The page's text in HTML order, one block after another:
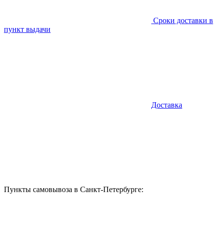
Сроки доставки в
пункт выдачи
Доставка
Пункты самовывоза в Санкт-Петербурге: